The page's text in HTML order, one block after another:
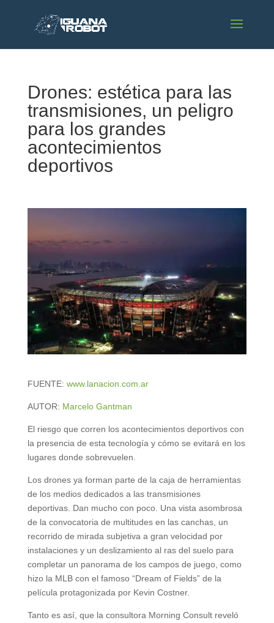
Drones: estética para las
transmisiones, un peligro
para los grandes
acontecimientos
deportivos
FUENTE: www.lanacion.com.ar
AUTOR: Marcelo Gantman
El riesgo que corren los acontecimientos deportivos con
la presencia de esta tecnología y cómo se evitará en los
lugares donde sobrevuelen.
Los drones ya forman parte de la caja de herramientas
de los medios dedicados a las transmisiones
deportivas. Dan mucho con poco. Una vista asombrosa
de la convocatoria de multitudes en las canchas, un
recorrido de mirada subjetiva a gran velocidad por
instalaciones y un deslizamiento al ras del suelo para
completar un panorama de los campos de juego, como
hizo la MLB con el famoso “Dream of Fields” de la
película protagonizada por Kevin Costner.
Tanto es así, que la consultora Morning Consult reveló